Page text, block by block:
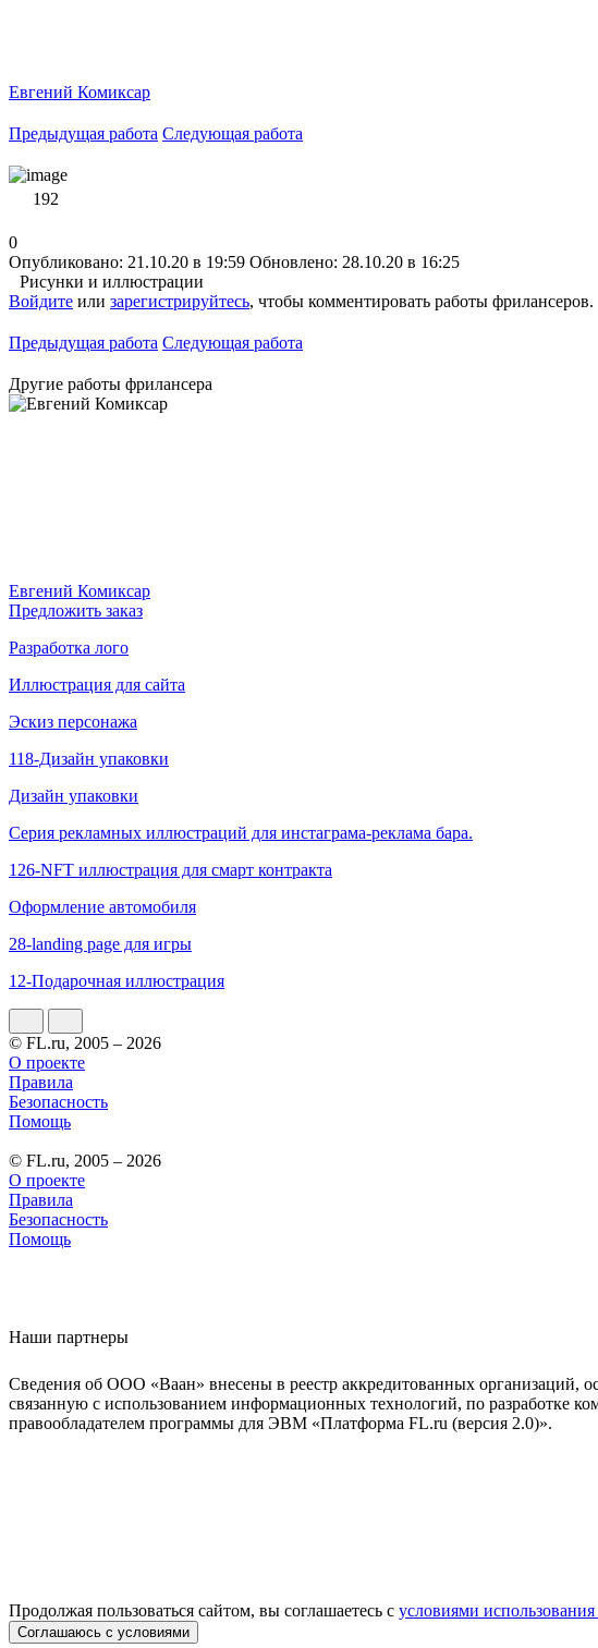
Евгений Комиксар
Предыдущая работа Следующая работа
192
0
Опубликовано: 21.10.20 в 19:59 Обновлено: 28.10.20 в 16:25
Рисунки и иллюстрации
Войдите или зарегистрируйтесь, чтобы комментировать работы фрилансеров.
Предыдущая работа Следующая работа
Другие работы фрилансера
Евгений Комиксар
Предложить заказ
Разработка лого
Иллюстрация для сайта
Эскиз персонажа
118-Дизайн упаковки
Дизайн упаковки
Серия рекламных иллюстраций для инстаграма-реклама бара.
126-NFT иллюстрация для смарт контракта
Оформление автомобиля
28-landing page для игры
12-Подарочная иллюстрация
© FL.ru, 2005 – 2026
О проекте
Правила
Безопасность
Помощь
© FL.ru, 2005 – 2026
О проекте
Правила
Безопасность
Помощь
Наши партнеры
Сведения об ООО «Ваан» внесены в реестр аккредитованных организаций,
связанную с использованием информационных технологий, по разработке
правообладателем программы для ЭВМ «Платформа FL.ru (версия 2.0)».
Продолжая пользоваться сайтом, вы соглашаетесь с условиями
Соглашаюсь с условиями